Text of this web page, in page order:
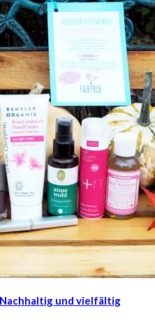
und vielfältig